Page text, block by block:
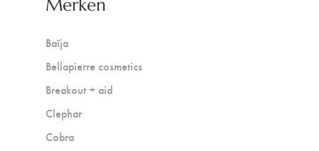
Merken
Baïja
Bellapierre cosmetics
Breakout + aid
Clephar
Cobra